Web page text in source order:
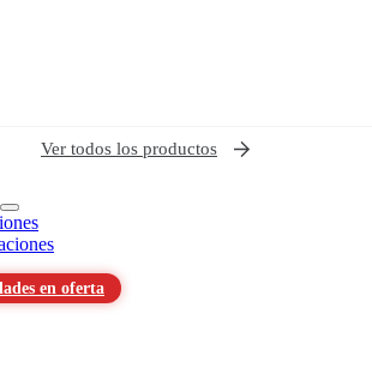
Ver todos los productos
en oferta